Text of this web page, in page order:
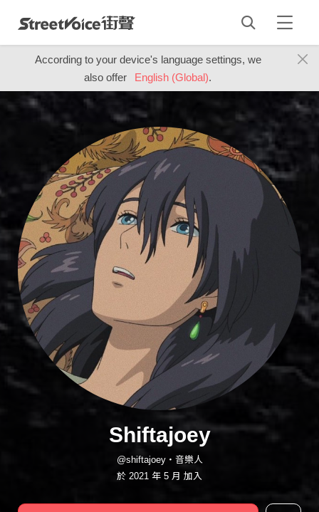
According to your device's language settings, we
also offer
English (Global).
Shiftajoey
@shiftajoey・音樂人
於 2021 年 5 月 加入